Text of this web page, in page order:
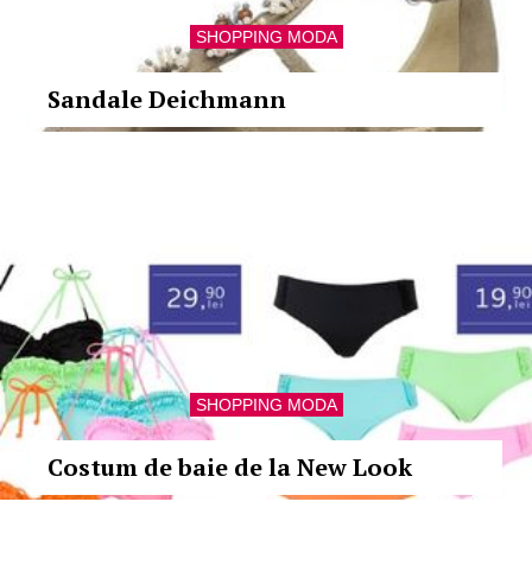
SHOPPING MODA
Sandale Deichmann
SHOPPING MODA
Costum de baie de la New Look